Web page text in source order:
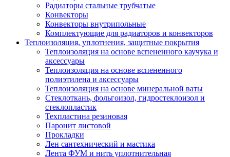
Радиаторы стальные трубчатые
Конвекторы
Конвекторы внутрипольные
Комплектующие для радиаторов и конвекторов
Теплоизоляция, уплотнения, защитные покрытия
Теплоизоляция на основе вспененного каучука и
аксессуары
Теплоизоляция на основе вспененного
полиэтилена и аксессуары
Теплоизоляция на основе минеральной ваты
Стеклоткань, фольгоизол, гидростеклоизол и
стеклопластик
Техпластина резиновая
Паронит листовой
Прокладки
Лен сантехнический и мастика
Лента ФУМ и нить уплотнительная